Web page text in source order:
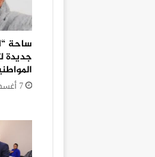
ساحة
جديدة
7 أغسطس، 2026